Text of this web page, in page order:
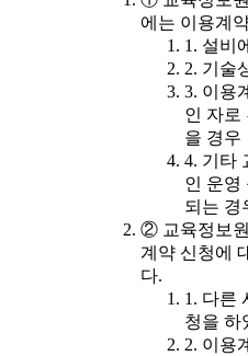
에는 이용계
1. 설비
2. 기술
3. 이용
인 자로
을 경우
4. 기타
인 운영
되는 경
② 교육정보
계약 신청에
다.
1. 다른
청을 하
2. 이용